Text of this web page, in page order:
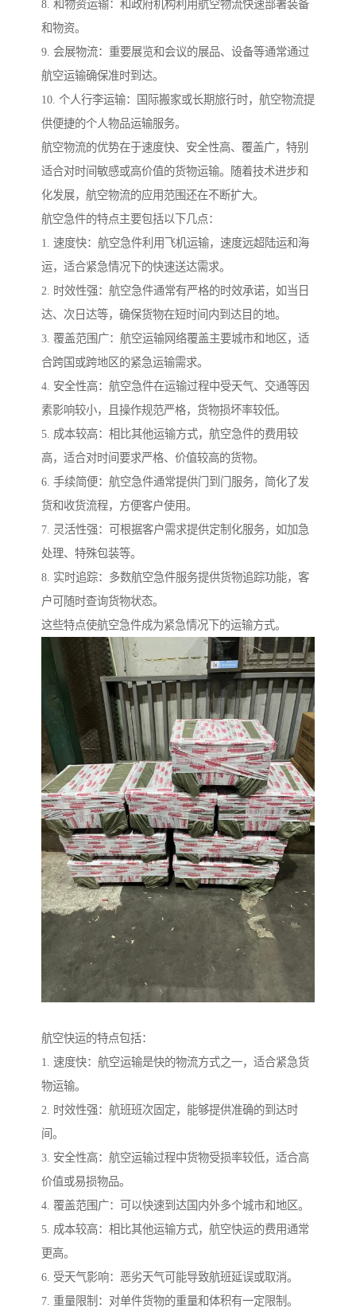
8. 和物资运输：和政府机构利用航空物流快速部署装备
和物资。
9. 会展物流：重要展览和会议的展品、设备等通常通过
航空运输确保准时到达。
10. 个人行李运输：国际搬家或长期旅行时，航空物流提
供便捷的个人物品运输服务。
航空物流的优势在于速度快、安全性高、覆盖广，特别
适合对时间敏感或高价值的货物运输。随着技术进步和
化发展，航空物流的应用范围还在不断扩大。
航空急件的特点主要包括以下几点：
1. 速度快：航空急件利用飞机运输，速度远超陆运和海
运，适合紧急情况下的快速送达需求。
2. 时效性强：航空急件通常有严格的时效承诺，如当日
达、次日达等，确保货物在短时间内到达目的地。
3. 覆盖范围广：航空运输网络覆盖主要城市和地区，适
合跨国或跨地区的紧急运输需求。
4. 安全性高：航空急件在运输过程中受天气、交通等因
素影响较小，且操作规范严格，货物损坏率较低。
5. 成本较高：相比其他运输方式，航空急件的费用较
高，适合对时间要求严格、价值较高的货物。
6. 手续简便：航空急件通常提供门到门服务，简化了发
货和收货流程，方便客户使用。
7. 灵活性强：可根据客户需求提供定制化服务，如加急
处理、特殊包装等。
8. 实时追踪：多数航空急件服务提供货物追踪功能，客
户可随时查询货物状态。
这些特点使航空急件成为紧急情况下的运输方式。
航空快运的特点包括：
1. 速度快：航空运输是快的物流方式之一，适合紧急货
物运输。
2. 时效性强：航班班次固定，能够提供准确的到达时
间。
3. 安全性高：航空运输过程中货物受损率较低，适合高
价值或易损物品。
4. 覆盖范围广：可以快速到达国内外多个城市和地区。
5. 成本较高：相比其他运输方式，航空快运的费用通常
更高。
6. 受天气影响：恶劣天气可能导致航班延误或取消。
7. 重量限制：对单件货物的重量和体积有一定限制。